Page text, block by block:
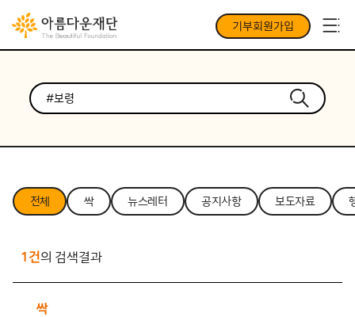
기부회원가입
전체 싹 뉴스레터 공지사항 보도자료
1건의 검색결과
싹